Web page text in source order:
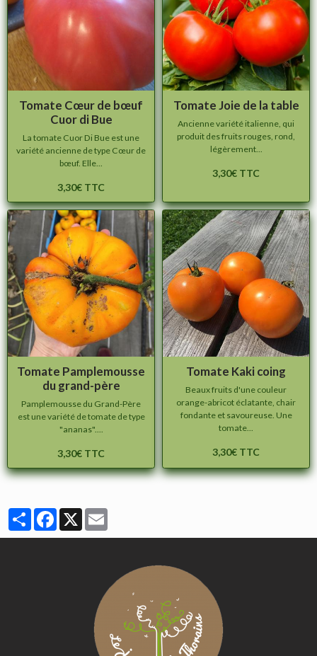
Tomate Cœur de bœuf
Cuor di Bue
La tomate Cuor Di Bue est une
variété ancienne de type Cœur de
bœuf. Elle...
3,30€ TTC
Tomate Joie de la table
Ancienne variété italienne, qui
produit des fruits rouges, rond,
légèrement...
3,30€ TTC
Tomate Pamplemousse
du grand-père
Pamplemousse du Grand-Père
est une variété de tomate de type
"ananas"....
3,30€ TTC
Tomate Kaki coing
Beaux fruits d'une couleur
orange-abricot éclatante, chair
fondante et savoureuse. Une
tomate...
3,30€ TTC
PartagerFacebook
X